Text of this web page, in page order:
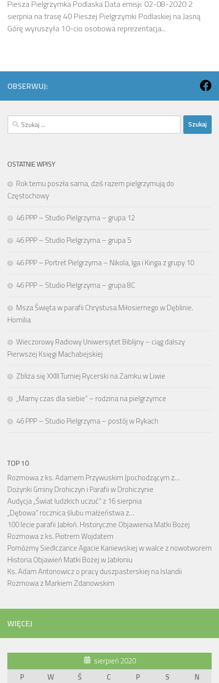
Piesza Pielgrzymka Podlaska Data emisji: 02-08-2020 2
sierpnia na trasę 40 Pieszej Pielgrzymki Podlaskiej na Jasną
Górę wyruszyła 10-cio osobowa reprezentacja...
OBSERWUJ:
Szukaj:
OSTATNIE WPISY
Rok temu poszła sama, dziś razem pielgrzymują do
Częstochowy
46 PPP – Studio Pielgrzyma – grupa 12
46 PPP – Studio Pielgrzyma – grupa 5
46 PPP – Portret Pielgrzyma – Nikola, Iga i Kinga z grupy 10
46 PPP – Studio Pielgrzyma – grupa 8C
Msza Święta w parafii Chrystusa Miłosiernego w Dęblinie.
Homilia
Wieczorowy Radiowy Uniwersytet Biblijny – ciąg dalszy
Pierwszej Księgi Machabejskiej
Zbliża się XXIII Turniej Rycerski na Zamku w Liwie
„Mamy czas dla siebie” – rodzina na pielgrzymce
46 PPP – Studio Pielgrzyma – postój w Rykach
TOP 10
Rozmowa z ks. Adamem Przywuskim (pochodzącym z…
Dożynki Gminy Drohiczyn i Parafii w Drohiczynie
Audycja „Świat ludzkich uczuć” z 16 sierpnia
„Dębowa” rocznica ślubu małżeństwa z…
100 lecie parafii Jabłoń. Historyczne Objawienia Matki Bożej
Rozmowa z ks. Piotrem Wojdatem
Pomóżmy Siedlczance Agacie Kaniewskiej w walce z nowotworem
Historia Objawień Matki Bożej w Jabłoniu
Ks. Adam Antonowicz o pracy duszpasterskiej na Islandii
Rozmowa z Markiem Zdanowskim
WIĘCEJ
sierpień 2020
P
W Ś C P S
N